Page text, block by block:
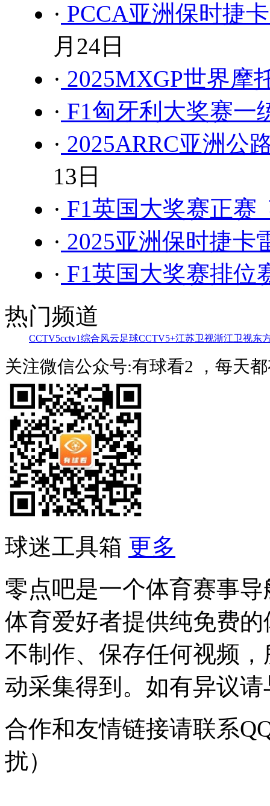
· PCCA亚洲保时捷
月24日
· 2025MXGP世界
· F1匈牙利大奖赛
· 2025ARRC亚洲公
13日
· F1英国大奖赛正
· 2025亚洲保时捷
· F1英国大奖赛排
热门频道
CCTV5cctv1综合风云足球CCTV5+江苏卫视浙江卫视东
关注微信公众号:有球看2 ，每天
球迷工具箱 更多
零点吧是一个体育赛事
体育爱好者提供纯免费
不制作、保存任何视频
动采集得到。如有异议
合作和友情链接请联系
扰）